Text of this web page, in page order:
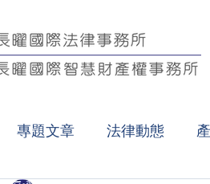
專題文章 法律動態